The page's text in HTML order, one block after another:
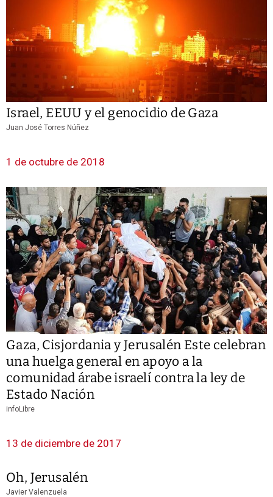
Israel, EEUU y el genocidio de Gaza
Juan José Torres Núñez
1 de octubre de 2018
Gaza, Cisjordania y Jerusalén Este celebran
una huelga general en apoyo a la
comunidad árabe israelí contra la ley de
Estado Nación
infoLibre
13 de diciembre de 2017
Oh, Jerusalén
Javier Valenzuela